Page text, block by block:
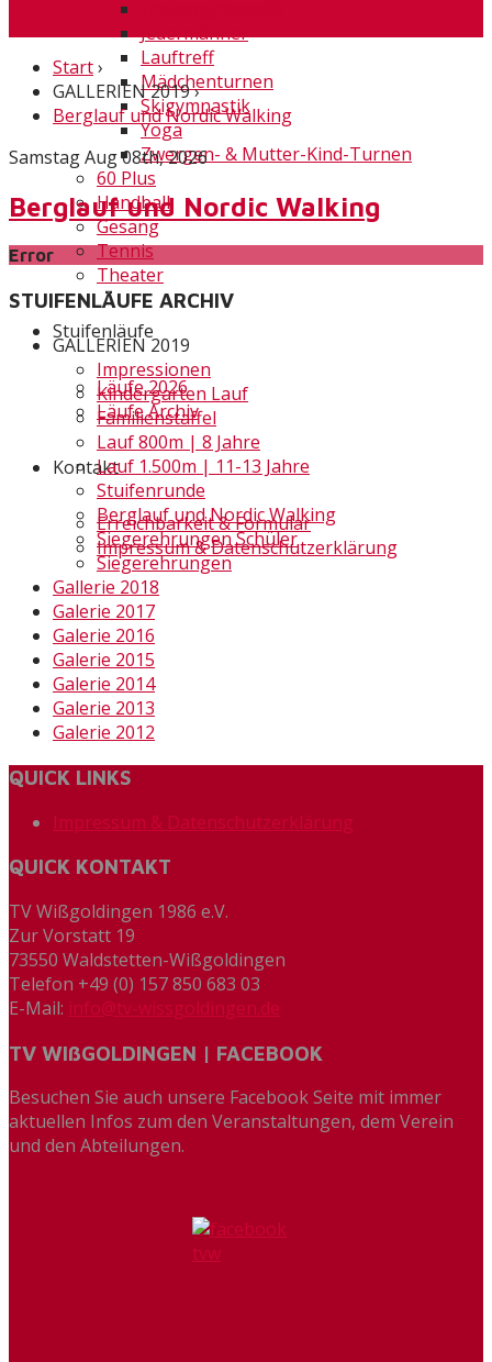
Jedermänner
Lauftreff
Mädchenturnen
Skigymnastik
Yoga
Zwergen- & Mutter-Kind-Turnen
60 Plus
Handball
Gesang
Tennis
Theater
Stuifenläufe
Läufe 2026
Läufe Archiv
Kontakt
Erreichbarkeit & Formular
Impressum & Datenschutzerklärung
Start›
GALLERIEN 2019›
Berglauf und Nordic Walking
Samstag Aug 08th, 2026
Berglauf und Nordic Walking
Error
STUIFENLÄUFE ARCHIV
GALLERIEN 2019
Impressionen
Kindergarten Lauf
Familienstaffel
Lauf 800m | 8 Jahre
Lauf 1.500m | 11-13 Jahre
Stuifenrunde
Berglauf und Nordic Walking
Siegerehrungen Schüler
Siegerehrungen
Gallerie 2018
Galerie 2017
Galerie 2016
Galerie 2015
Galerie 2014
Galerie 2013
Galerie 2012
QUICK LINKS
Impressum & Datenschutzerklärung
QUICK KONTAKT
TV Wißgoldingen 1986 e.V.
Zur Vorstatt 19
73550 Waldstetten-Wißgoldingen
Telefon +49 (0) 157 850 683 03
E-Mail: info@tv-wissgoldingen.de
TV WIßGOLDINGEN | FACEBOOK
Besuchen Sie auch unsere Facebook Seite mit immer
aktuellen Infos zum den Veranstaltungen, dem Verein
und den Abteilungen.